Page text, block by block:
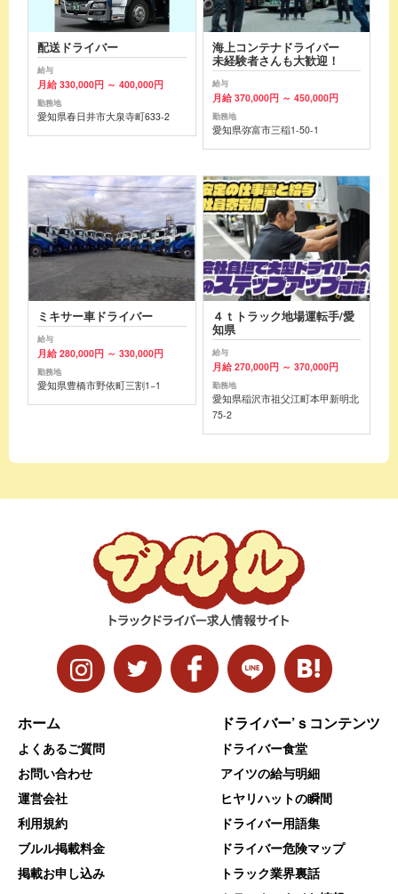
配送ドライバー
給与
月給 330,000円 ～ 400,000円
勤務地
愛知県春日井市大泉寺町633-2
海上コンテナドライバー
未経験者さんも大歓迎！
給与
月給 370,000円 ～ 450,000円
勤務地
愛知県弥富市三稲1-50-1
ミキサー車ドライバー
給与
月給 280,000円 ～ 330,000円
勤務地
愛知県豊橋市野依町三割1−1
４ｔトラック地場運転手/愛
知県
給与
月給 270,000円 ～ 370,000円
勤務地
愛知県稲沢市祖父江町本甲新明北
75-2
ホーム
よくあるご質問
お問い合わせ
運営会社
利用規約
ブルル掲載料金
掲載お申し込み
ドライバー’ｓコンテンツ
ドライバー食堂
アイツの給与明細
ヒヤリハットの瞬間
ドライバー用語集
ドライバー危険マップ
トラック業界裏話